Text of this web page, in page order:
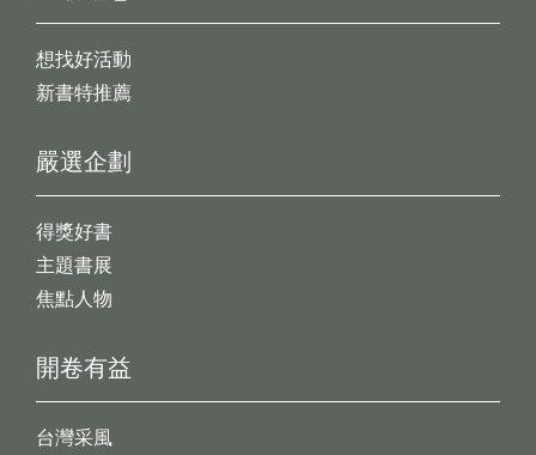
想找好活動
新書特推薦
開卷有益
台灣采風
嚴選企劃
得獎好書
主題書展
焦點人物